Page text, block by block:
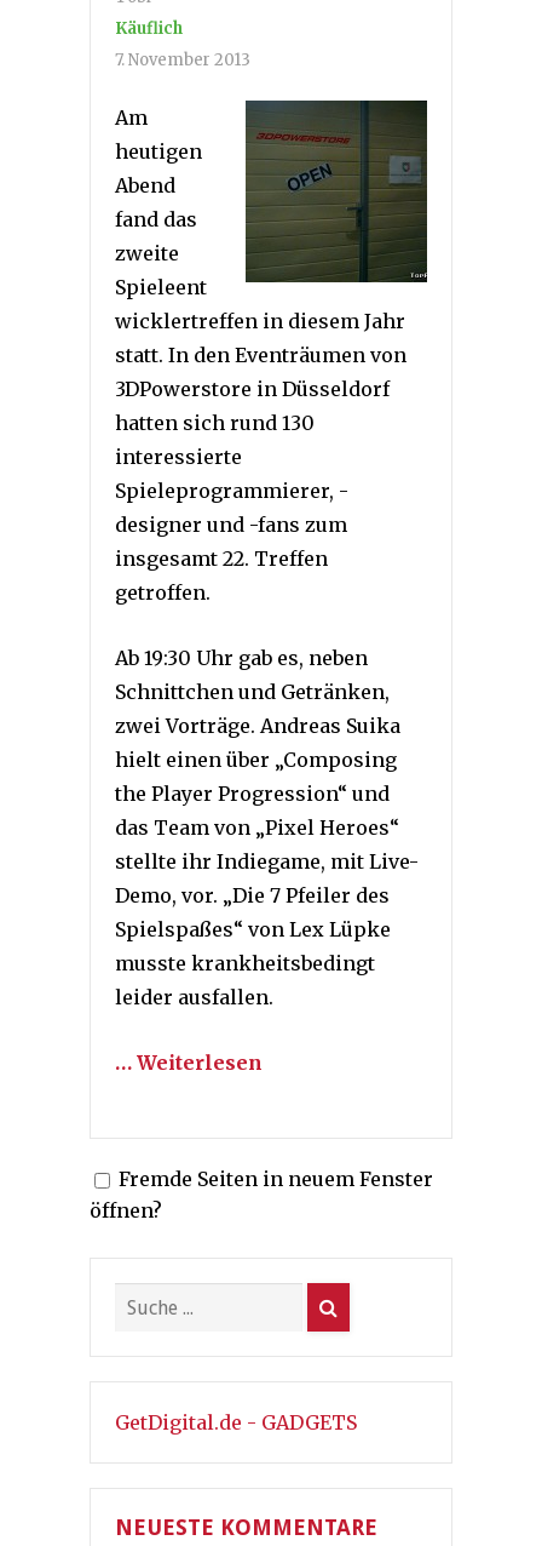
Käuflich
7. November 2013
Am
heutigen
Abend
fand das
zweite
Spieleent
wicklertreffen in diesem Jahr
statt. In den Eventräumen von
3DPowerstore in Düsseldorf
hatten sich rund 130
interessierte
Spieleprogrammierer, -
designer und -fans zum
insgesamt 22. Treffen
getroffen.
Ab 19:30 Uhr gab es, neben
Schnittchen und Getränken,
zwei Vorträge. Andreas Suika
hielt einen über „Composing
the Player Progression“ und
das Team von „Pixel Heroes“
stellte ihr Indiegame, mit Live-
Demo, vor. „Die 7 Pfeiler des
Spielspaßes“ von Lex Lüpke
musste krankheitsbedingt
leider ausfallen.
… Weiterlesen
Fremde Seiten in neuem Fenster
öffnen?
GetDigital.de - GADGETS
NEUESTE KOMMENTARE